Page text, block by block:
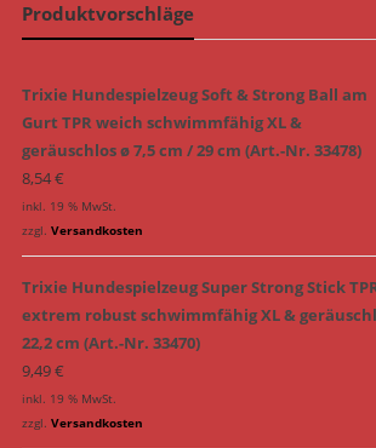
Produktvorschläge
Trixie Hundespielzeug Soft & Strong Ball am
Gurt TPR weich schwimmfähig XL &
geräuschlos ø 7,5 cm / 29 cm (Art.-Nr. 33478)
8,54€
inkl. 19 % MwSt.
zzgl. Versandkosten
Trixie Hundespielzeug Super Strong Stick
extrem robust schwimmfähig XL &
22,2 cm (Art.-Nr. 33470)
9,49€
inkl. 19 % MwSt.
zzgl. Versandkosten